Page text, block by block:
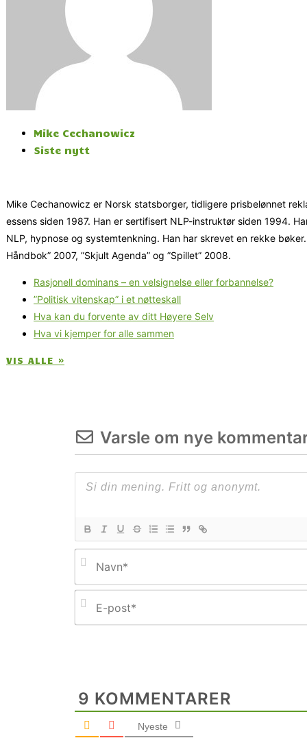
Mike Cechanowicz
Siste nytt
Mike Cechanowicz er Norsk statsborger, tidligere prisbelønnet
essens siden 1987. Han er sertifisert NLP-instruktør siden 1994.
NLP, hypnose og systemtenkning. Han har skrevet en rekke
Håndbok” 2007, ”Skjult Agenda” og ”Spillet” 2008.
Rasjonell dominans – en velsignelse eller forbannelse?
”Politisk vitenskap” i et nøtteskall
Hva kan du forvente av ditt Høyere Selv
Hva vi kjemper for alle sammen
VIS ALLE »
Varsle om nye
9 KOMMENTARER
Nyeste